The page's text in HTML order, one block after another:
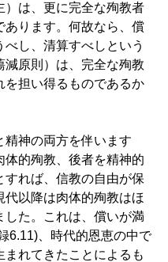
）は、更に完全な殉教者
あります。何故なら、償
べし、清算すべしという
減原則）は、完全な殉教
を担い得るものであるか
精神の両方を伴います
体的殉教、後者を精神的
すれば、信教の自由が保
代以降は肉体的殉教はほ
した。これは、償いが満
6.11)、時代的恩恵の中で
まれてきたことによるも